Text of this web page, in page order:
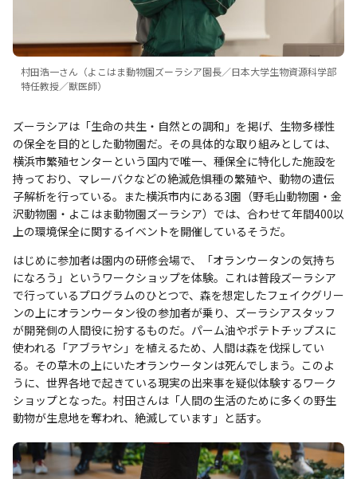
村田浩一さん（よこはま動物園ズーラシア園長／日本大学生物資源科学部
特任教授／獣医師）
ズーラシアは「生命の共生・自然との調和」を掲げ、生物多様性
の保全を目的とした動物園だ。その具体的な取り組みとしては、
横浜市繁殖センターという国内で唯一、種保全に特化した施設を
持っており、マレーバクなどの絶滅危惧種の繁殖や、動物の遺伝
子解析を行っている。また横浜市内にある3園（野毛山動物園・金
沢動物園・よこはま動物園ズーラシア）では、合わせて年間400以
上の環境保全に関するイベントを開催しているそうだ。
はじめに参加者は園内の研修会場で、「オランウータンの気持ち
になろう」というワークショップを体験。これは普段ズーラシア
で行っているプログラムのひとつで、森を想定したフェイクグリー
ンの上にオランウータン役の参加者が乗り、ズーラシアスタッフ
が開発側の人間役に扮するものだ。パーム油やポテトチップスに
使われる「アブラヤシ」を植えるため、人間は森を伐採してい
る。その草木の上にいたオランウータンは死んでしまう。このよ
うに、世界各地で起きている現実の出来事を疑似体験するワーク
ショップとなった。村田さんは「人間の生活のために多くの野生
動物が生息地を奪われ、絶滅しています」と話す。